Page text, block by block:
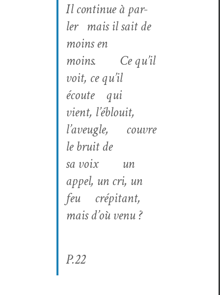
Il con­tin­ue à par­
ler mais il sait de
moins en
moins.
Ce qu’il
voit, ce qu’il
écoute
qui
vient, l’éblouit,
l’aveugle,
cou­vre
le bruit de
sa voix
un
appel, un cri, un
feu
crépi­tant,
mais d’où venu ?
P.22